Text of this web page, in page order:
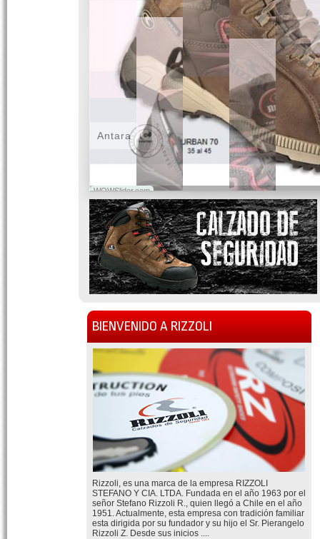
WOWSlider.com
Antara
BIENVENIDO A RIZZOLI
Rizzoli, es una marca de la empresa RIZZOLI
STEFANO Y CIA. LTDA. Fundada en el año 1963 por el
señor Stefano Rizzoli R., quien llegó a Chile en el año
1951. Actualmente, esta empresa con tradición familiar
esta dirigida por su fundador y su hijo el Sr. Pierangelo
Rizzoli Z. Desde sus inicios ....